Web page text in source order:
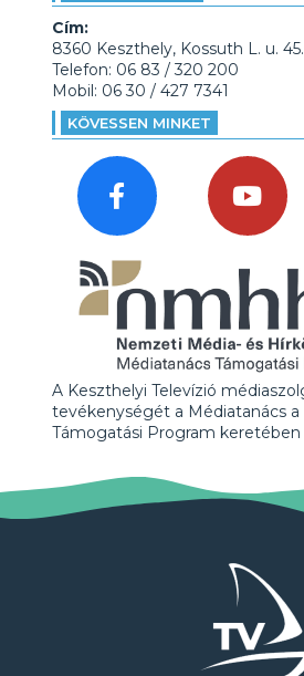
Cím:
8360 Keszthely, Kossuth L. u. 45.
Telefon: 06 83 / 320 200
Mobil: 06 30 / 427 7341
KÖVESSEN MINKET
A Keszthelyi Televízió
tevékenységét a Médiatanács a
Támogatási Program